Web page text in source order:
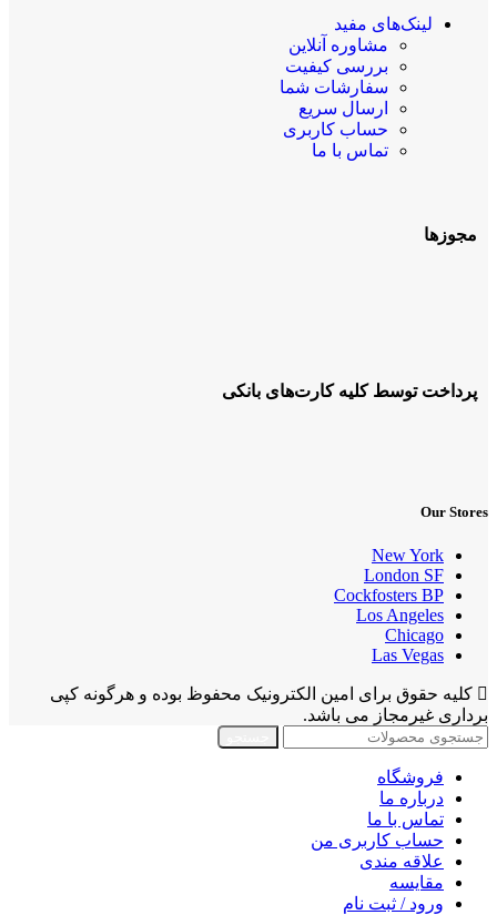
لینک‌های مفید
مشاوره آنلاین
بررسی کیفیت
سفارشات شما
ارسال سریع
حساب کاربری
تماس با ما
مجوزها
پرداخت توسط کلیه کارت‌های بانکی
Our Stores
New York
London SF
Cockfosters BP
Los Angeles
Chicago
Las Vegas
کلیه حقوق برای امین الکترونیک محفوظ بوده و هرگونه کپی
برداری غیرمجاز می باشد.
فروشگاه
درباره ما
تماس با ما
حساب کاربری من
علاقه مندی
مقايسه
ورود / ثبت نام